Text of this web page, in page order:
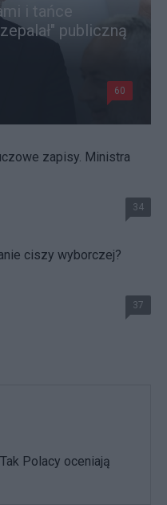
i tańce
publiczną
60
zapisy. Ministra
34
ciszy wyborczej?
37
Polacy oceniają